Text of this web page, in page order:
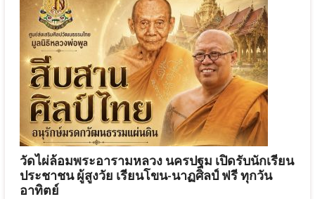
วัดไผ่ล้อมพระอารามหลวง นครปฐม เปิดรับนักเรียน
ประชาชน ผู้สูงวัย เรียนโขน-นาฏศิลป์ ฟรี ทุกวัน
อาทิตย์